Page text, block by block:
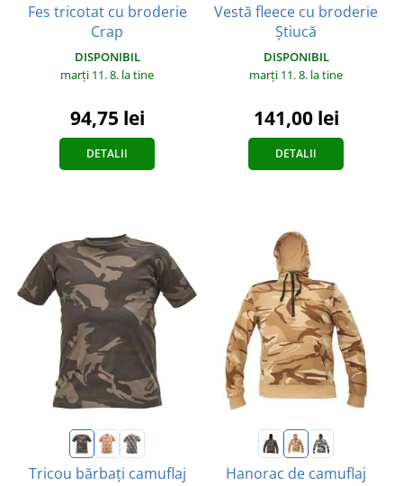
Fes tricotat cu broderie
Crap
DISPONIBIL
marți 11. 8. la tine
94,75 lei
DETALII
Vestă fleece cu broderie
Știucă
DISPONIBIL
marți 11. 8. la tine
141,00 lei
DETALII
Tricou bărbați camuflaj
Hanorac de camuflaj